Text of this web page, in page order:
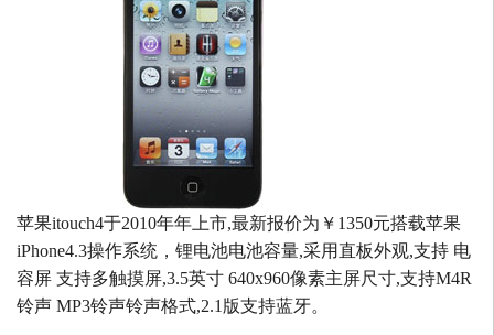
苹果itouch4于2010年年上市,最新报价为￥1350元搭载苹果
iPhone4.3操作系统，锂电池电池容量,采用直板外观,支持 电
容屏 支持多触摸屏,3.5英寸 640x960像素主屏尺寸,支持M4R
铃声 MP3铃声铃声格式,2.1版支持蓝牙。